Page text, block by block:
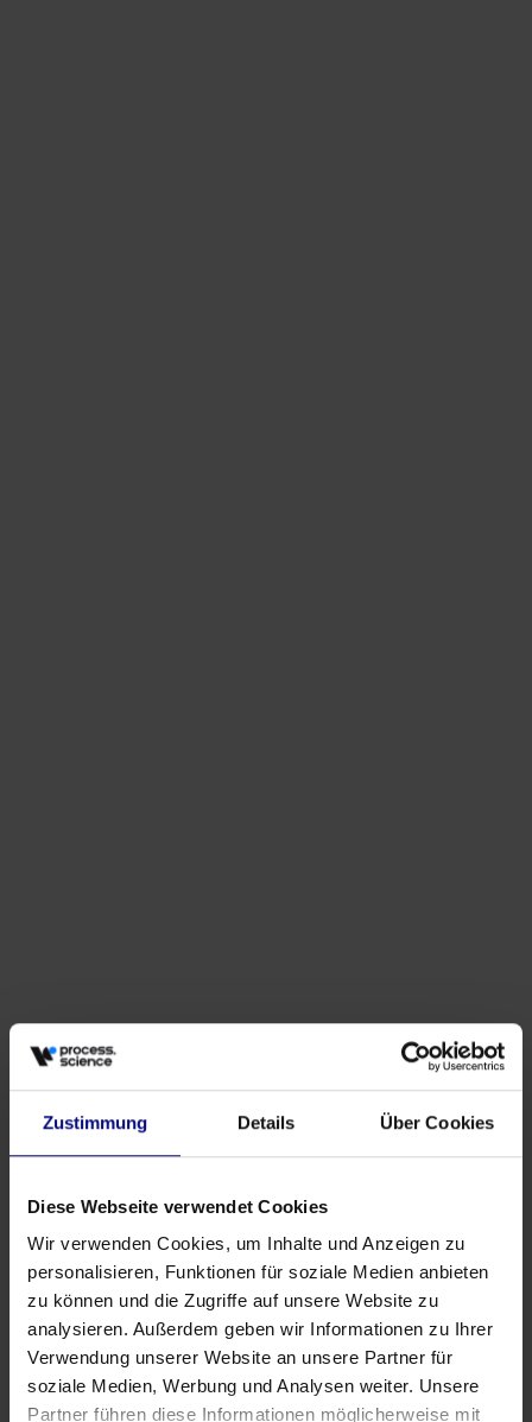
Zustimmung Details Über Cookies
Diese Webseite verwendet Cookies
Wir verwenden Cookies, um Inhalte und Anzeigen zu
personalisieren, Funktionen für soziale Medien anbieten
zu können und die Zugriffe auf unsere Website zu
analysieren. Außerdem geben wir Informationen zu Ihrer
Verwendung unserer Website an unsere Partner für
soziale Medien, Werbung und Analysen weiter. Unsere
Partner führen diese Informationen möglicherweise mit
Innflow AG
May 21, 2026byBabette Schroth